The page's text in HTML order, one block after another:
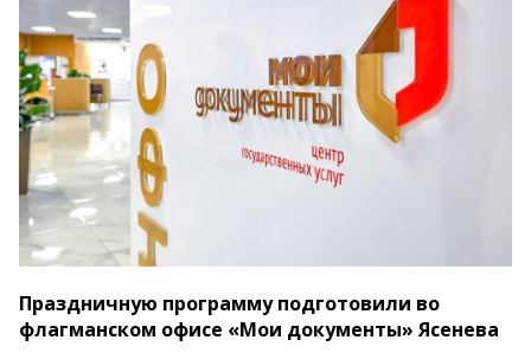
Праздничную программу подготовили во
флагманском офисе «Мои документы» Ясенева